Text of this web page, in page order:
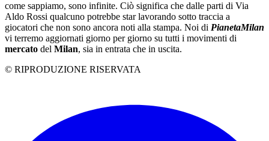
come sappiamo, sono infinite. Ciò significa che dalle parti di Via
Aldo Rossi qualcuno potrebbe star lavorando sotto traccia a
giocatori che non sono ancora noti alla stampa. Noi di PianetaMilan
vi terremo aggiornati giorno per giorno su tutti i movimenti di
mercato del Milan, sia in entrata che in uscita.
© RIPRODUZIONE RISERVATA